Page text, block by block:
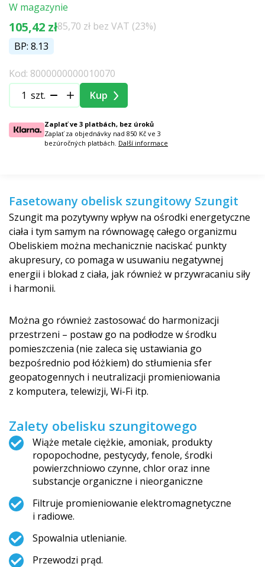
W magazynie
105,42 zł85,70 zł bez VAT (23%)
BP: 8.13
Kod: 8000000000010070
szt.
Kup
Zaplať ve 3 platbách, bez úroků
Zaplať za objednávky nad 850 Kč ve 3
bezúročných platbách. Další informace
Fasetowany obelisk szungitowy Szungit
Szungit ma pozytywny wpływ na ośrodki energetyczne
ciała i tym samym na równowagę całego organizmu
Obeliskiem można mechanicznie naciskać punkty
akupresury, co pomaga w usuwaniu negatywnej
energii i blokad z ciała, jak również w przywracaniu siły
i harmonii.
Można go również zastosować do harmonizacji
przestrzeni – postaw go na podłodze w środku
pomieszczenia (nie zaleca się ustawiania go
bezpośrednio pod łóżkiem) do stłumienia sfer
geopatogennych i neutralizacji promieniowania
z komputera, telewizji, Wi-Fi itp.
Zalety obelisku szungitowego
Wiąże metale ciężkie, amoniak, produkty
ropopochodne, pestycydy, fenole, środki
powierzchniowo czynne, chlor oraz inne
substancje organiczne i nieorganiczne
Filtruje promieniowanie elektromagnetyczne
i radiowe.
Spowalnia utlenianie.
Przewodzi prąd.